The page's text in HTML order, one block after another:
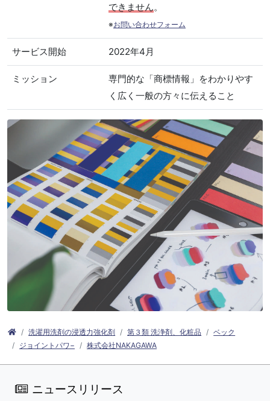
できません。
※お問い合わせフォーム
サービス開始 2022年4月
ミッション
専門的な「商標情報」をわかりやす
く広く一般の方々に伝えること
洗濯用洗剤の浸透力強化剤 第３類 洗浄剤、化粧品
ベック
ジョイントパワ−
株式会社NAKAGAWA
ニュースリリース